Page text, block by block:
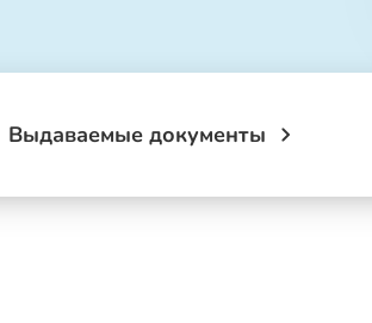
Выдаваемые документы